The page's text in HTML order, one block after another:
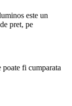
este un
pret, pe
poate fi cumparata